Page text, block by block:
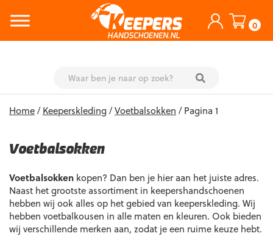
0
Home/Keeperskleding/Voetbalsokken / Pagina 1
Voetbalsokken
Voetbalsokken kopen? Dan ben je hier aan het juiste adres.
Naast het grootste assortiment in keepershandschoenen
hebben wij ook alles op het gebied van keeperskleding. Wij
hebben voetbalkousen in alle maten en kleuren. Ook bieden
wij verschillende merken aan, zodat je een ruime keuze hebt.